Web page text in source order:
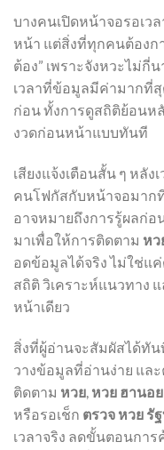
บางคนเปิดหน้าจอรอเว
หน้า แต่สิ่งที่ทุกคนต้องก
ต้อง” เพราะจังหวะไม่กี่
เวลาที่ข้อมูลมีค่ามากที่สุ
ก่อน ทั้งการดูสถิติย้อนห
งวดก่อนหน้าแบบทันที
เสียงแจ้งเตือนสั้น ๆ หลั
คนโฟกัสกับหน้าจอมาก
อาจหมายถึงการรู้ผลก่
มาเพื่อให้การติดตาม หว
อดข้อมูลได้จริง ไม่ใช่แ
สถิติ วิเคราะห์แนวทาง
หน้าเดียว
สิ่งที่ผู้อ่านจะสัมผัสได้ทั
วางข้อมูลที่อ่านง่าย แล
ติดตาม หวย หวย ฮานอ
หรือรอเช็ก ตรวจ หวย รั
เวลาจริง ลดขั้นตอนกา